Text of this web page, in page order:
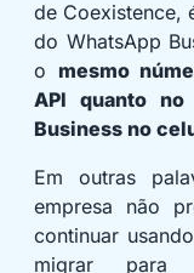
de Coexistence,
do WhatsApp
o mesmo
API quanto
Business no
Em outras
empresa não
continuar
migrar para